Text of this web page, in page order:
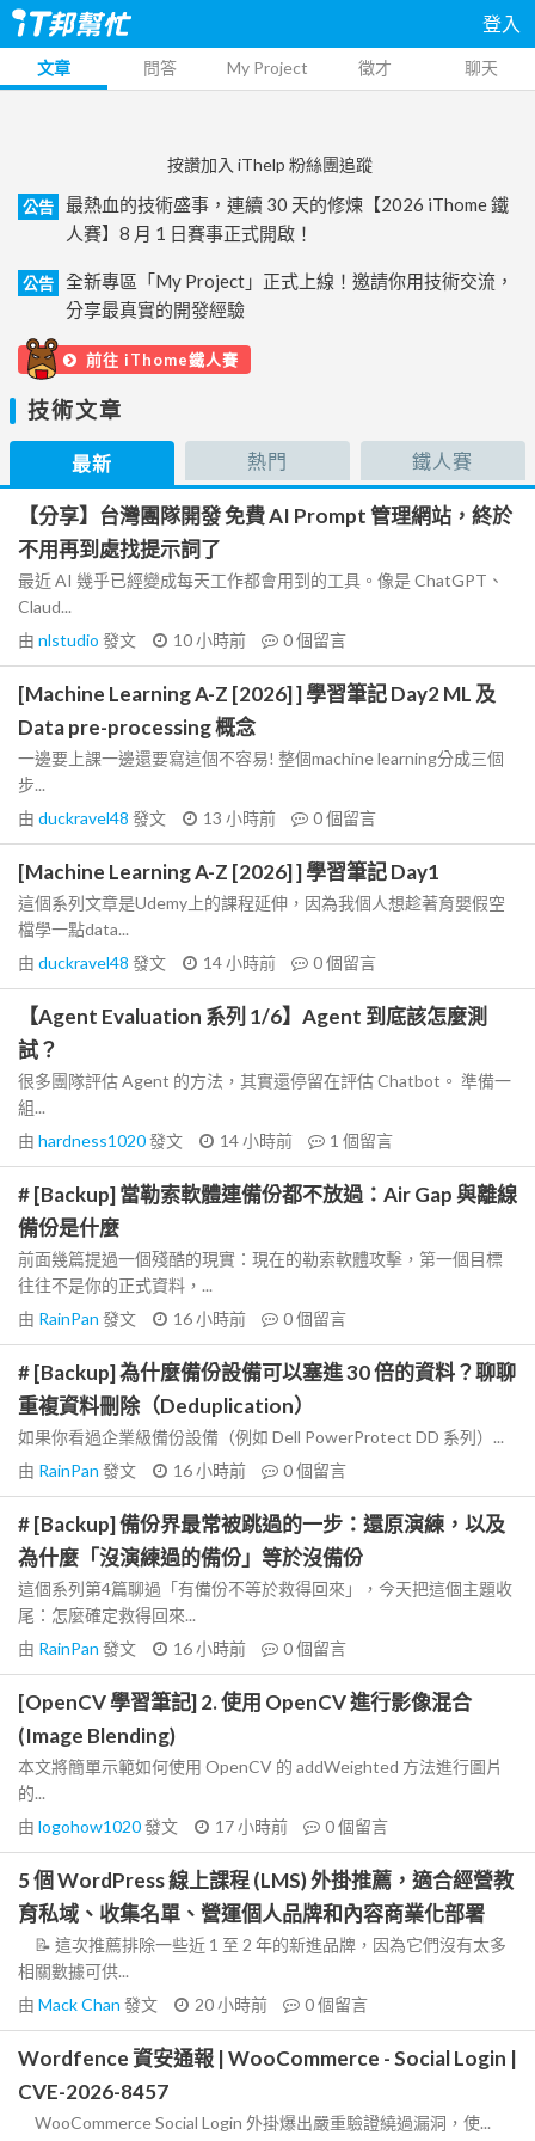
登入
文章 問答 My Project 徵才 聊天
按讚加入 iThelp 粉絲團追蹤
公告
最熱血的技術盛事，連續 30 天的修煉【2026 iThome 鐵
人賽】8 月 1 日賽事正式開啟！
公告
全新專區「My Project」正式上線！邀請你用技術交流，
分享最真實的開發經驗
前往 iThome鐵人賽
技術文章
最新 熱門 鐵人賽
【分享】台灣團隊開發 免費 AI Prompt 管理網站，終於
不用再到處找提示詞了
最近 AI 幾乎已經變成每天工作都會用到的工具。像是 ChatGPT、
Claud...
由 nlstudio 發文 10 小時前 0個留言
[Machine Learning A-Z [2026] ] 學習筆記 Day2 ML 及
Data pre-processing 概念
一邊要上課一邊還要寫這個不容易! 整個machine learning分成三個
步...
由 duckravel48 發文 13 小時前 0個留言
[Machine Learning A-Z [2026] ] 學習筆記 Day1
這個系列文章是Udemy上的課程延伸，因為我個人想趁著育嬰假空
檔學一點data...
由 duckravel48 發文 14 小時前 0個留言
【Agent Evaluation 系列 1/6】Agent 到底該怎麼測
試？
很多團隊評估 Agent 的方法，其實還停留在評估 Chatbot。 準備一
組...
由 hardness1020發文 14 小時前 1 個留言
# [Backup] 當勒索軟體連備份都不放過：Air Gap 與離線
備份是什麼
前面幾篇提過一個殘酷的現實：現在的勒索軟體攻擊，第一個目標
往往不是你的正式資料，...
由 RainPan 發文 16 小時前 0個留言
# [Backup] 為什麼備份設備可以塞進 30 倍的資料？聊聊
重複資料刪除（Deduplication）
如果你看過企業級備份設備（例如 Dell PowerProtect DD 系列）...
由 RainPan 發文 16 小時前 0個留言
# [Backup] 備份界最常被跳過的一步：還原演練，以及
為什麼「沒演練過的備份」等於沒備份
這個系列第4篇聊過「有備份不等於救得回來」，今天把這個主題收
尾：怎麼確定救得回來...
由 RainPan 發文 16 小時前 0個留言
[OpenCV 學習筆記] 2. 使用 OpenCV 進行影像混合
(Image Blending)
本文將簡單示範如何使用 OpenCV 的 addWeighted 方法進行圖片
的...
由 logohow1020發文 17 小時前 0個留言
5 個 WordPress 線上課程 (LMS) 外掛推薦，適合經營教
育私域、收集名單、營運個人品牌和內容商業化部署
📝 這次推薦排除一些近 1 至 2 年的新進品牌，因為它們沒有太多
相關數據可供...
由 Mack Chan 發文 20 小時前 0個留言
Wordfence 資安通報 | WooCommerce - Social Login |
CVE-2026-8457
WooCommerce Social Login 外掛爆出嚴重驗證繞過漏洞，使...